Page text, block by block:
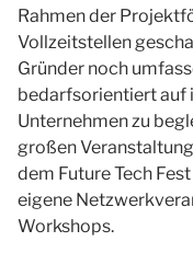
Rahmen der
Vollzeitstellen
Gründer noch
bedarfsorientiert auf
Unternehmen zu
großen
dem Future Tech
eigene
Workshops.